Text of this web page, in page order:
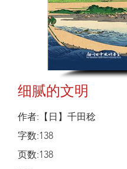
细腻的文明
作者:【日】千田稔
字数:138
页数:138